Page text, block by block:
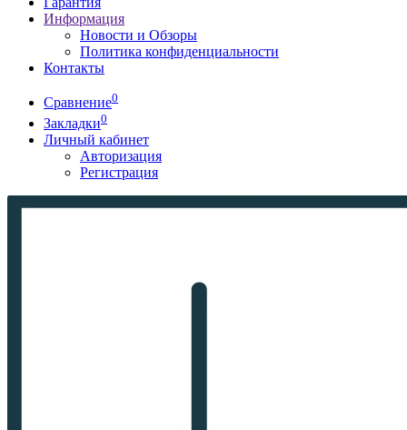
Информация
Новости и Обзоры
Политика конфиденциальности
Контакты
Сравнение0
Закладки0
Личный кабинет
Авторизация
Регистрация